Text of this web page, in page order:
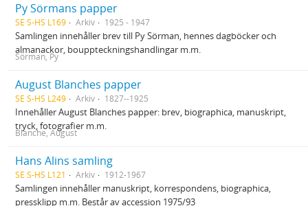
Py Sörmans papper
SE S-HS L169 Arkiv 1925 - 1947
Samlingen innehåller brev till Py Sörman, hennes dagböcker och
almanackor, bouppteckningshandlingar m.m.
Sörman, Py
August Blanches papper
SE S-HS L249 Arkiv 1827--1925
Innehåller August Blanches papper: brev, biographica, manuskript,
tryck, fotografier m.m.
Blanche, August
Hans Alins samling
SE S-HS L121 Arkiv 1912-1967
Samlingen innehåller manuskript, korrespondens, biographica,
pressklipp m.m. Består av accession 1975/93